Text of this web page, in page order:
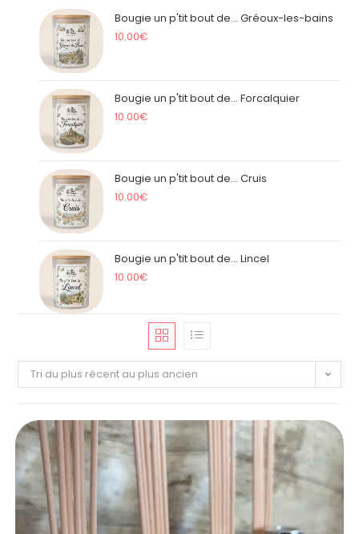
Bougie un p'tit bout de... Gréoux-les-bains
10.00€
Bougie un p'tit bout de... Forcalquier
10.00€
Bougie un p'tit bout de... Cruis
10.00€
Bougie un p'tit bout de... Lincel
10.00€
Tri du plus récent au plus ancien